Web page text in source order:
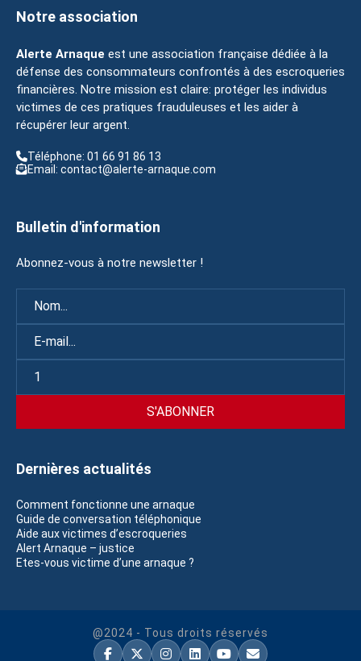
Notre association
Alerte Arnaque est une association française dédiée à la
défense des consommateurs confrontés à des escroqueries
financières. Notre mission est claire: protéger les individus
victimes de ces pratiques frauduleuses et les aider à
récupérer leur argent.
Téléphone: 01 66 91 86 13
Email: contact@alerte-arnaque.com
Bulletin d'information
Abonnez-vous à notre newsletter !
Dernières actualités
Comment fonctionne une arnaque
Guide de conversation téléphonique
Aide aux victimes d’escroqueries
Alert Arnaque – justice
Etes-vous victime d’une arnaque ?
@2024 - Tous droits réservés